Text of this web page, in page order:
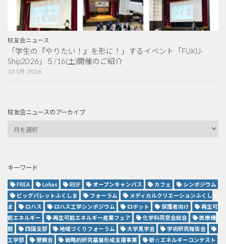
校友会ニュース
「学生の『やりたい！』を形に！」するイベント「FUKU-
Ship2026」５/16(土)開催のご紹介
13 5月, 2026
校友会ニュースのアーカイブ
キーワード
FREA Lohas REIF オープンキャンパス カフェ
シンポジウム
ビッグパレットふくしま
フォーラム
メディカルクリエーションふくし
ま
ロハス ロハス工学シンポジウム ロボット 保護者向け
再生可
能エネルギー
再生可能エネルギー産業フェア 化学科同窓会総会
医療機
器
四国支部 地域づくりフォーラム 大学見学会
学術研究報告会
工学部
懇親会 戦略的研究基盤形成支援事業
新☆エネルギーコンテスト